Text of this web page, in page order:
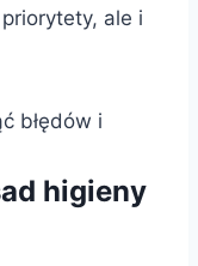
ale i
błędów i
higieny